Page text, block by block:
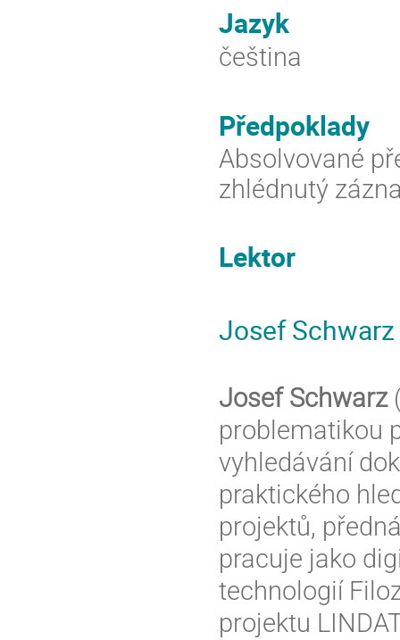
Jazyk
čeština
Předpoklady
Absolvované
zhlédnutý
Lektor
Josef Schwarz
Josef Schwarz
problematikou
vyhledávání
praktického
projektů,
pracuje jako
technologií
projektu